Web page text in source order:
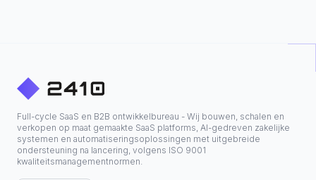
Full-cycle SaaS en B2B ontwikkelbureau - Wij bouwen, schalen en
verkopen op maat gemaakte SaaS platforms, AI-gedreven zakelijke
systemen en automatiseringsoplossingen met uitgebreide
ondersteuning na lancering, volgens ISO 9001
kwaliteitsmanagementnormen.